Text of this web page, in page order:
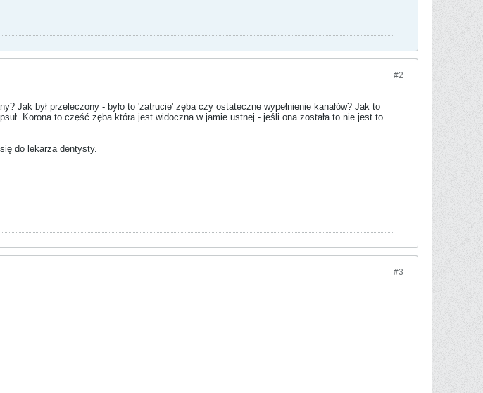
#2
Jak był przeleczony - było to 'zatrucie' zęba czy ostateczne wypełnienie kanałów? Jak to
Korona to część zęba która jest widoczna w jamie ustnej - jeśli ona została to nie jest to
do lekarza dentysty.
#3